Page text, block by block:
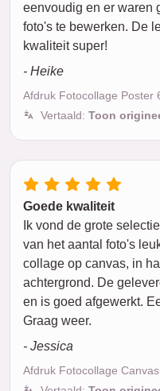
eenvoudig en er waren
foto's te bewerken. De
kwaliteit super!
- Heike
Afdruk Fotocollage Poster
Vertaald: Toon
Goede kwaliteit
Ik vond de grote
van het aantal foto's
collage op canvas, in
achtergrond. De
en is goed afgewerkt.
Graag weer.
- Jessica
Afdruk Fotocollage